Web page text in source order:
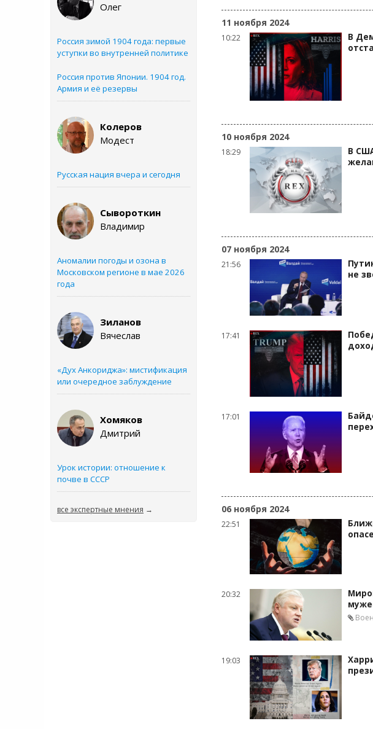
Олег
Россия зимой 1904 года: первые
уступки во внутренней политике
Россия против Японии. 1904 год.
Армия и её резервы
Колеров
Модест
Русская нация вчера и сегодня
Сывороткин
Владимир
Аномалии погоды и озона в
Московском регионе в мае 2026
года
Зиланов
Вячеслав
«Дух Анкориджа»: мистификация
или очередное заблуждение
Хомяков
Дмитрий
Урок истории: отношение к
почве в СССР
все экспертные мнения →
11 ноября 2024
10:22
В
10 ноября 2024
18:29
В
07 ноября 2024
21:56
не
17:41
17:01
06 ноября 2024
22:51
20:32
19:03